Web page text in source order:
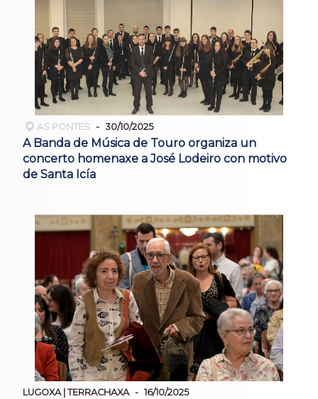
AS PONTES 30/10/2025
A Banda de Música de Touro organiza un
concerto homenaxe a José Lodeiro con motivo
de Santa Icía
LUGOXA | TERRACHAXA 16/10/2025